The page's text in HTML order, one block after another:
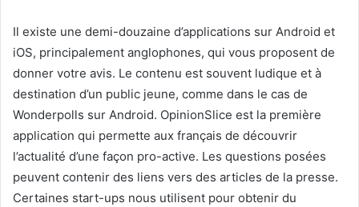
Il existe une demi-douzaine d’applications sur Android et
iOS, principalement anglophones, qui vous proposent de
donner votre avis. Le contenu est souvent ludique et à
destination d’un public jeune, comme dans le cas de
Wonderpolls sur Android. OpinionSlice est la première
application qui permette aux français de découvrir
l’actualité d’une façon pro-active. Les questions posées
peuvent contenir des liens vers des articles de la presse.
Certaines start-ups nous utilisent pour obtenir du